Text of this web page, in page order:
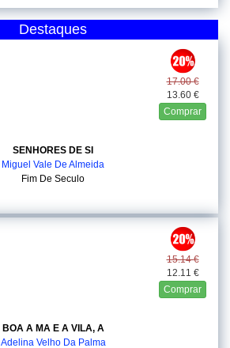
Destaques
17.00 €
13.60 €
Comprar
SENHORES DE SI
Miguel Vale De Almeida
Fim De Seculo
15.14 €
12.11 €
Comprar
BOA A MA E A VILA, A
Adelina Velho Da Palma